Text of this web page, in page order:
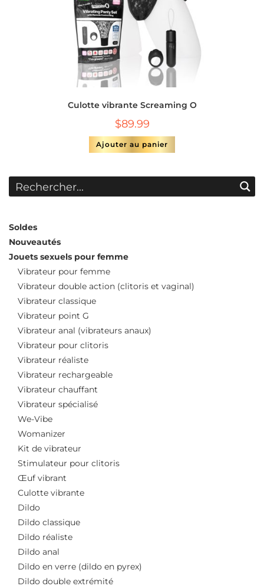
Culotte vibrante Screaming O
$89.99
Ajouter au panier
Soldes
Nouveautés
Jouets sexuels pour femme
Vibrateur pour femme
Vibrateur double action (clitoris et vaginal)
Vibrateur classique
Vibrateur point G
Vibrateur anal (vibrateurs anaux)
Vibrateur pour clitoris
Vibrateur réaliste
Vibrateur rechargeable
Vibrateur chauffant
Vibrateur spécialisé
We-Vibe
Womanizer
Kit de vibrateur
Stimulateur pour clitoris
Œuf vibrant
Culotte vibrante
Dildo
Dildo classique
Dildo réaliste
Dildo anal
Dildo en verre (dildo en pyrex)
Dildo double extrémité